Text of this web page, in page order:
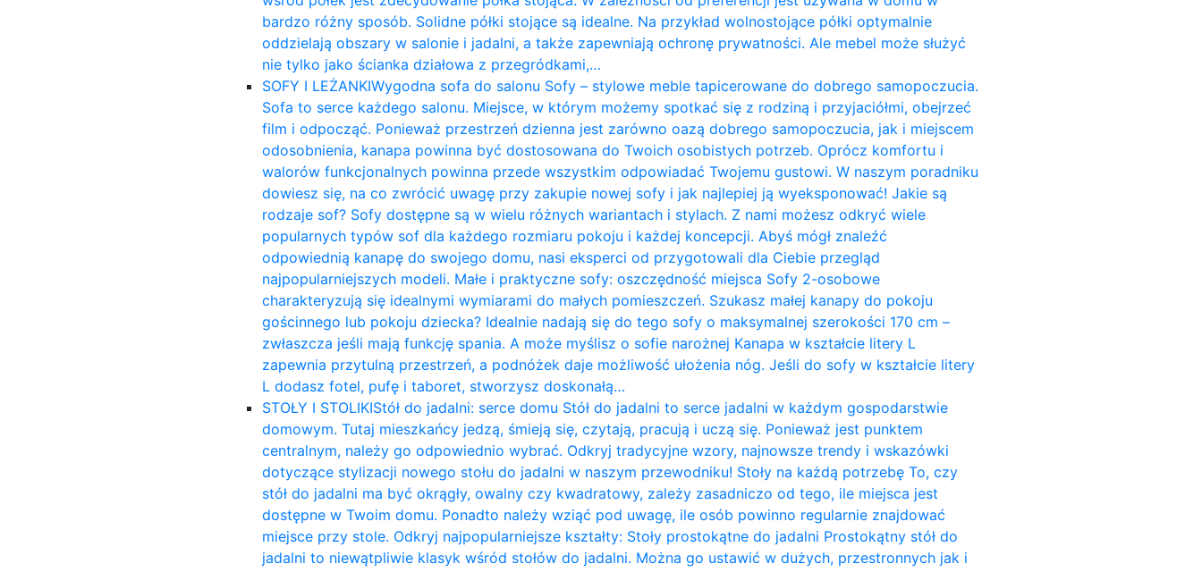
bardzo różny sposób. Solidne półki stojące są idealne. Na przykład wolnostojące półki optymalnie
oddzielają obszary w salonie i jadalni, a także zapewniają ochronę prywatności. Ale mebel może służyć
nie tylko jako ścianka działowa z przegródkami,…
SOFY I LEŻANKIWygodna sofa do salonu Sofy – stylowe meble tapicerowane do dobrego samopoczucia.
Sofa to serce każdego salonu. Miejsce, w którym możemy spotkać się z rodziną i przyjaciółmi, obejrzeć
film i odpocząć. Ponieważ przestrzeń dzienna jest zarówno oazą dobrego samopoczucia, jak i miejscem
odosobnienia, kanapa powinna być dostosowana do Twoich osobistych potrzeb. Oprócz komfortu i
walorów funkcjonalnych powinna przede wszystkim odpowiadać Twojemu gustowi. W naszym poradniku
dowiesz się, na co zwrócić uwagę przy zakupie nowej sofy i jak najlepiej ją wyeksponować! Jakie są
rodzaje sof? Sofy dostępne są w wielu różnych wariantach i stylach. Z nami możesz odkryć wiele
popularnych typów sof dla każdego rozmiaru pokoju i każdej koncepcji. Abyś mógł znaleźć
odpowiednią kanapę do swojego domu, nasi eksperci od przygotowali dla Ciebie przegląd
najpopularniejszych modeli. Małe i praktyczne sofy: oszczędność miejsca Sofy 2-osobowe
charakteryzują się idealnymi wymiarami do małych pomieszczeń. Szukasz małej kanapy do pokoju
gościnnego lub pokoju dziecka? Idealnie nadają się do tego sofy o maksymalnej szerokości 170 cm –
zwłaszcza jeśli mają funkcję spania. A może myślisz o sofie narożnej Kanapa w kształcie litery L
zapewnia przytulną przestrzeń, a podnóżek daje możliwość ułożenia nóg. Jeśli do sofy w kształcie litery
L dodasz fotel, pufę i taboret, stworzysz doskonałą…
STOŁY I STOLIKIStół do jadalni: serce domu Stół do jadalni to serce jadalni w każdym gospodarstwie
domowym. Tutaj mieszkańcy jedzą, śmieją się, czytają, pracują i uczą się. Ponieważ jest punktem
centralnym, należy go odpowiednio wybrać. Odkryj tradycyjne wzory, najnowsze trendy i wskazówki
dotyczące stylizacji nowego stołu do jadalni w naszym przewodniku! Stoły na każdą potrzebę To, czy
stół do jadalni ma być okrągły, owalny czy kwadratowy, zależy zasadniczo od tego, ile miejsca jest
dostępne w Twoim domu. Ponadto należy wziąć pod uwagę, ile osób powinno regularnie znajdować
miejsce przy stole. Odkryj najpopularniejsze kształty: Stoły prostokątne do jadalni Prostokątny stół do
jadalni to niewątpliwie klasyk wśród stołów do jadalni. Można go ustawić w dużych, przestronnych jak i